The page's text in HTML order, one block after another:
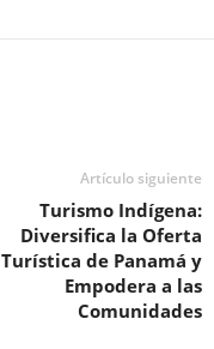
Artículo siguiente
Turismo Indígena:
Diversifica la Oferta
Turística de Panamá y
Empodera a las
Comunidades